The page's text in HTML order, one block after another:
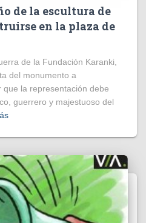
de la escultura de
en la plaza de
de la Fundación Karanki,
del monumento a
la representación debe
guerrero y majestuoso del